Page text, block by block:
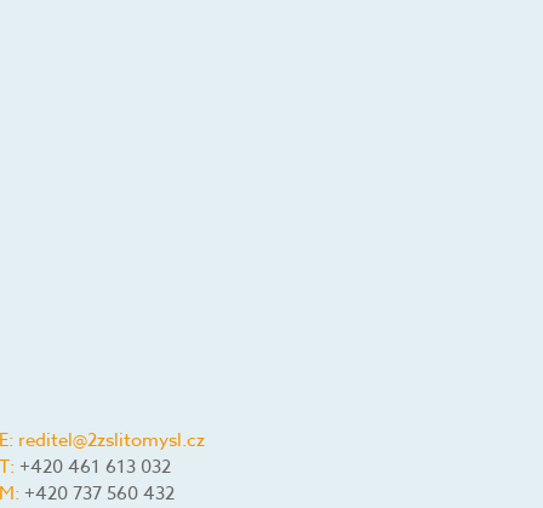
E: reditel@2zslitomysl.cz
T: +420 461 613 032
M: +420 737 560 432